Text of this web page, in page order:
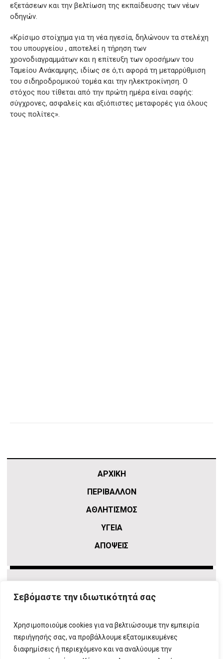
Σεβόμαστε την ιδιωτικότητά σας
Χρησιμοποιούμε cookies για να βελτιώσουμε την εμπειρία
περιήγησής σας, να προβάλλουμε εξατομικευμένες
διαφημίσεις ή περιεχόμενο και να αναλύουμε την
εξετάσεων και την βελτίωση της εκπαίδευσης των νέων
οδηγών.
«Κρίσιμο στοίχημα για τη νέα ηγεσία, δηλώνουν τα στελέχη
του υπουργείου , αποτελεί η τήρηση των
χρονοδιαγραμμάτων και η επίτευξη των οροσήμων του
Ταμείου Ανάκαμψης, ιδίως σε ό,τι αφορά τη μεταρρύθμιση
του σιδηροδρομικού τομέα και την ηλεκτροκίνηση. Ο
στόχος που τίθεται από την πρώτη ημέρα είναι σαφής:
σύγχρονες, ασφαλείς και αξιόπιστες μεταφορές για όλους
τους πολίτες».
ΑΡΧΙΚΗ
ΠΕΡΙΒΑΛΛΟΝ
ΑΘΛΗΤΙΣΜΌΣ
ΥΓΕΙΑ
ΑΠΟΨΕΙΣ